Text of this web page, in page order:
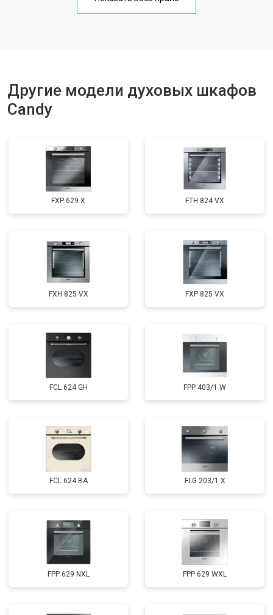
Другие модели духовых шкафов
Candy
FXP 629 X FTH 824 VX
FXH 825 VX FXP 825 VX
FCL 624 GH FPP 403/1 W
FCL 624 BA FLG 203/1 X
FPP 629 NXL FPP 629 WXL